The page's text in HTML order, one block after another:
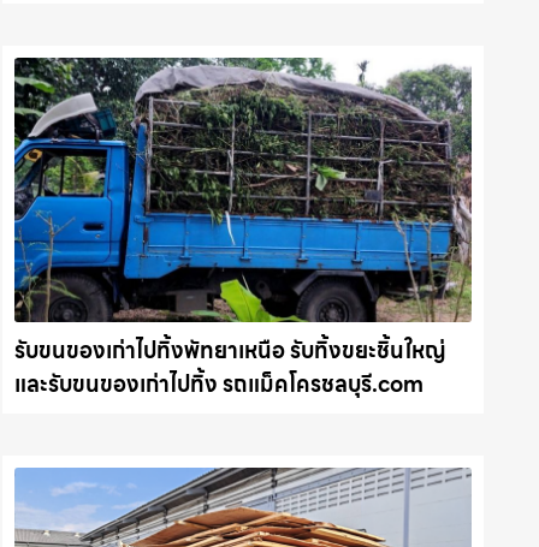
รับขนของเก่าไปทิ้งพัทยาเหนือ รับทิ้งขยะชิ้นใหญ่
และรับขนของเก่าไปทิ้ง รถแม็คโครชลบุรี.com